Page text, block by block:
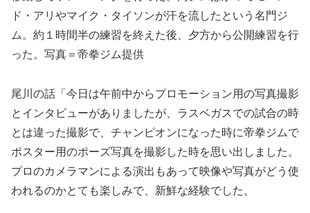
ド・アリやマイク・タイソンが汗を流したという名門ジ
ム。約１時間半の練習を終えた後、夕方から公開練習を行
った。写真＝帝拳ジム提供
尾川の話「今日は午前中からプロモーション用の写真撮影
とインタビューがありましたが、ラスベガスでの試合の時
とは違った撮影で、チャンピオンになった時に帝拳ジムで
ポスター用のポーズ写真を撮影した時を思い出しました。
プロのカメラマンによる演出もあって映像や写真がどう使
われるのかとても楽しみで、新鮮な経験でした。